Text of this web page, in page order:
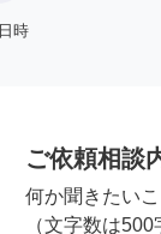
時
ご依頼相談
何か聞きたい
（文字数は500